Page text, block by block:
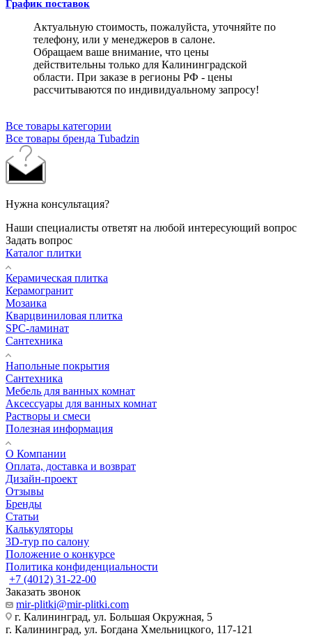
График поставок
Актуальную стоимость, пожалуйста, уточняйте по
телефону, или у менеджеров в салоне.
Обращаем ваше внимание, что цены
действительны только для Калининградской
области. При заказе в регионы РФ - цены
рассчитываются по индивидуальному запросу!
Все товары категории
Все товары бренда Tubadzin
Нужна консультация?
Наши специалисты ответят на любой интересующий вопрос
Задать вопрос
Каталог плитки
Керамическая плитка
Керамогранит
Мозаика
Кварцвиниловая плитка
SPC-ламинат
Сантехника
Напольные покрытия
Сантехника
Мебель для ванных комнат
Аксессуары для ванных комнат
Растворы и смеси
Полезная информация
О Компании
Оплата, доставка и возврат
Дизайн-проект
Отзывы
Бренды
Статьи
Калькуляторы
3D-тур по салону
Положение о конкурсе
Политика конфиденциальности
+7 (4012) 31-22-00
Заказать звонок
mir-plitki@mir-plitki.com
г. Калининград, ул. Большая Окружная, 5
г. Калининград, ул. Богдана Хмельницкого, 117-121